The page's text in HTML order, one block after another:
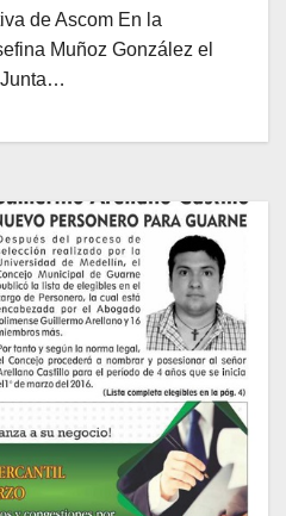
de Ascom En la
Muñoz González el
Junta…